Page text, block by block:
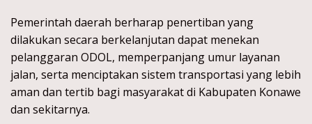
Pemerintah daerah berharap penertiban yang
dilakukan secara berkelanjutan dapat menekan
pelanggaran ODOL, memperpanjang umur layanan
jalan, serta menciptakan sistem transportasi yang lebih
aman dan tertib bagi masyarakat di Kabupaten Konawe
dan sekitarnya.